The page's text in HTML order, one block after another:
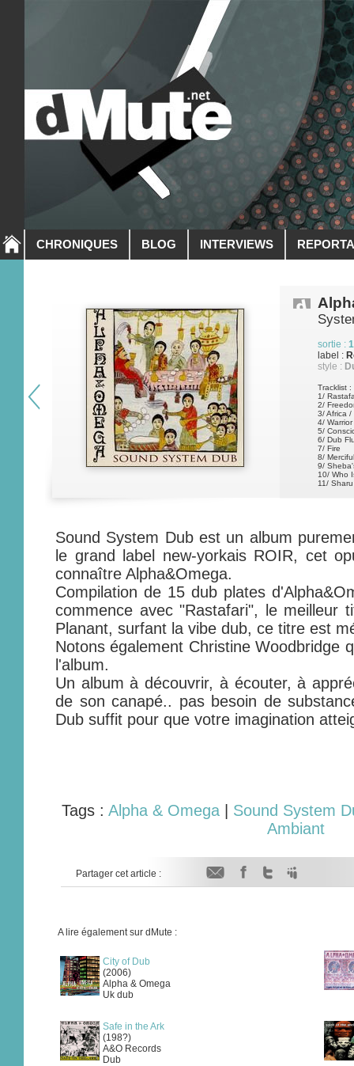
CHRONIQUES BLOG INTERVIEWS
sortie :
label :
style :
Tracklist :
1/
2/
3/ Africa
4/ Warrior
5/
6/ Dub
7/ Fire
8/
9/
10/ Who
11/
Sound System Dub est un album
le grand label new-yorkais ROIR, cet
connaître Alpha&Omega.
Compilation de 15 dub plates
commence avec "Rastafari", le meilleur
Planant, surfant la vibe dub, ce titre est
Notons également Christine Woodbridge
l'album.
Un album à découvrir, à écouter, à
de son canapé.. pas besoin de
Dub suffit pour que votre imagination
Tags : Alpha & Omega
Sound System
Ambiant
Partager cet article :
A lire également sur dMute :
City of Dub
(2006)
Alpha & Omega
Uk dub
Safe in the Ark
(198?)
A&O Records
Dub